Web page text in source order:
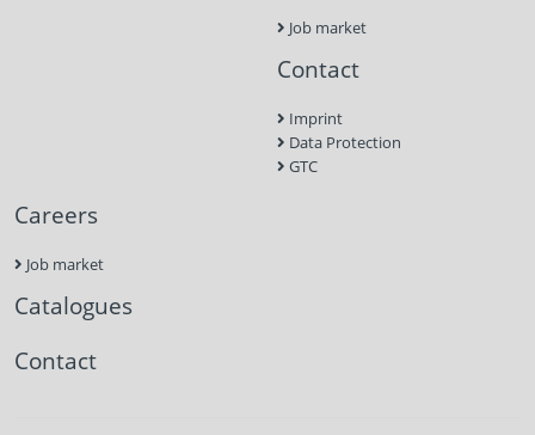
Job market
Contact
Imprint
Data Protection
GTC
Careers
Job market
Catalogues
Contact